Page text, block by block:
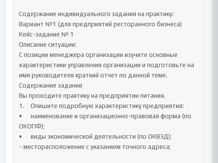
Содержание индивидуального задания на практику:
Вариант №1 (для предприятий ресторанного бизнеса)
Кейс-задание № 1
Описание ситуации:
С позиции менеджера организации изучите основные
характеристики управления организации и подготовьте на
имя руководителя краткий отчет по данной теме.
Содержание задания
Вы проходите практику на предприятии питания.
1.	Опишите подробную характеристику предприятия:
•	наименование и организационно-правовая форма (по
ОКОПФ);
•	виды экономической деятельности (по ОКВЭД);
- месторасположение с указанием точного адреса;